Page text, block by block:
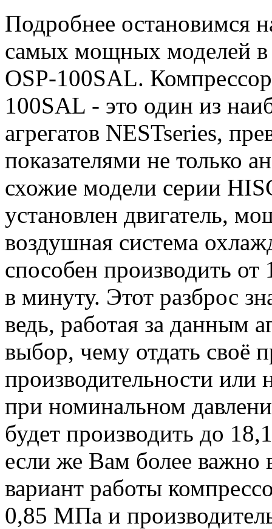
Подробнее остановимся
самых мощных моделей в
OSP-100SAL.
100SAL - это один из
агрегатов NESTseries,
показателями не только
схожие модели серии
установлен двигатель,
воздушная система
способен производить
в минуту. Этот разброс
ведь, работая за данным
выбор, чему отдать своё
производительности
при номинальном
будет производить до
если же Вам более важно
вариант работы
0,85 МПа и